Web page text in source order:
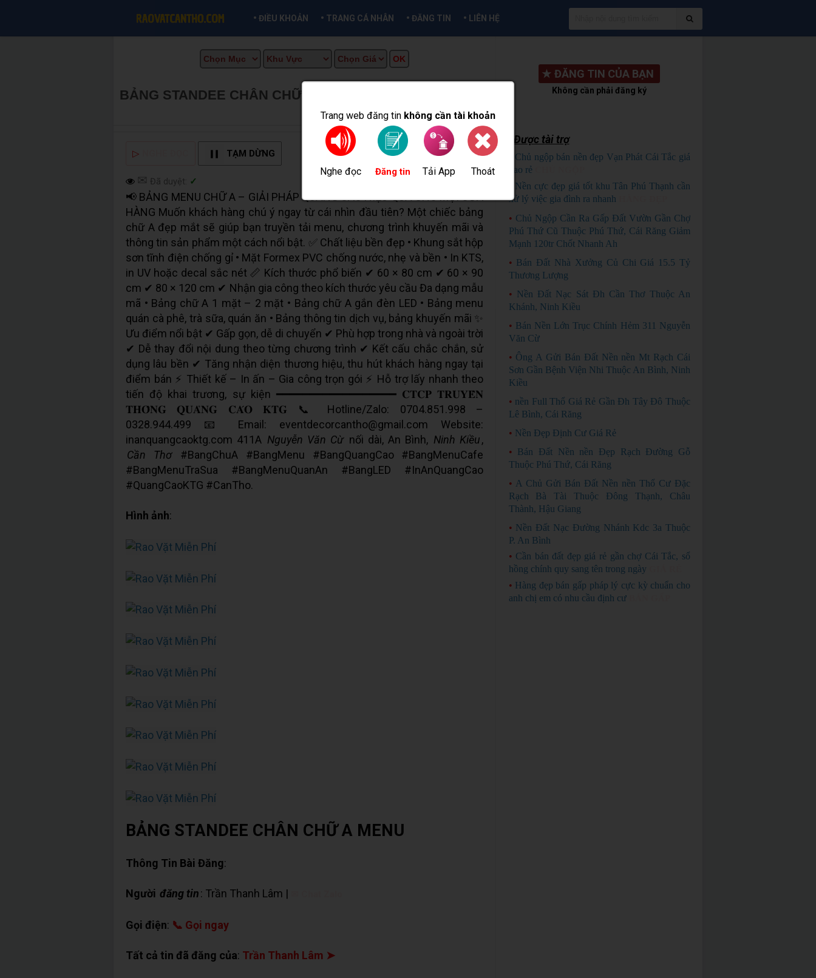
Trang web đăng tin không cần tài khoản
Nghe đọc Đăng tin Tải App Thoát
• ĐIỀU KHOẢN • TRANG CÁ NHÂN • ĐĂNG TIN • LIÊN HỆ
BẢNG STANDEE CHÂN CHỮ A MENU
▷ TẠM DỪNG
✉ Đã duyệt: ✓
📢 BẢNG MENU CHỮ A – GIẢI PHÁP QUẢNG CÁO HIỆU QUẢ CHO MỌI CỬA
HÀNG Muốn khách hàng chú ý ngay từ cái nhìn đầu tiên? Một chiếc bảng
chữ A đẹp mắt sẽ giúp bạn truyền tải menu, chương trình khuyến mãi và
thông tin sản phẩm một cách nổi bật. ✅ Chất liệu bền đẹp • Khung sắt hộp
sơn tĩnh điện chống gỉ • Mặt Formex PVC chống nước, nhẹ và bền • In KTS,
in UV hoặc decal sắc nét 📏 Kích thước phổ biến ✔ 60 × 80 cm ✔ 60 × 90
cm ✔ 80 × 120 cm ✔ Nhận gia công theo kích thước yêu cầu Đa dạng mẫu
mã • Bảng chữ A 1 mặt – 2 mặt • Bảng chữ A gắn đèn LED • Bảng menu
quán cà phê, trà sữa, quán ăn • Bảng thông tin dịch vụ, bảng khuyến mãi ✨
Ưu điểm nổi bật ✔ Gấp gọn, dễ di chuyển ✔ Phù hợp trong nhà và ngoài trời
✔ Dễ thay đổi nội dung theo từng chương trình ✔ Kết cấu chắc chắn, sử
dụng lâu bền ✔ Tăng nhận diện thương hiệu, thu hút khách hàng ngay tại
điểm bán ⚡ Thiết kế – In ấn – Gia công trọn gói ⚡ Hỗ trợ lấy nhanh theo
tiến độ khai trương, sự kiện ━━━━━━━━━━━━━━━━━━ 𝐂𝐓𝐂𝐏 𝐓𝐑𝐔𝐘𝐄̂̀𝐍
𝐓𝐇𝐎̂𝐍𝐆 𝐐𝐔𝐀̉𝐍𝐆 𝐂𝐀́𝐎 𝐊𝐓𝐆 📞 Hotline/Zalo: 0704.851.998 –
0328.944.499 📧 Email: eventdecorcantho@gmail.com Website:
inanquangcaoktg.com 411A Nguyễn Văn Cừ nối dài, An Bình, Ninh Kiều,
Cần Thơ #BangChuA #BangMenu #BangQuangCao #BangMenuCafe
#BangMenuTraSua #BangMenuQuanAn #BangLED #InAnQuangCao
#QuangCaoKTG #CanTho.
Hình ảnh:
BẢNG STANDEE CHÂN CHỮ A MENU
Thông Tin Bài Đăng:
Người đăng tin: Trần Thanh Lâm |
Gọi điện: 📞 Gọi ngay
Tất cả tin đã đăng của: Trần Thanh Lâm ➤
★ ĐĂNG TIN CỦA BẠN
Không cần phải đăng ký
Được tài trợ
Chủ ngộp bán nền đẹp Vạn Phát Cái Tắc giá
bao rẻ
Nền cực đẹp giá tốt khu Tân Phú Thạnh cần
xử lý việc gia đình ra nhanh
• Chủ Ngộp Cần Ra Gấp Đất Vườn Gần Chợ
Phú Thứ Cũ Thuộc Phú Thứ, Cái Răng Giảm
Mạnh 120tr Chốt Nhanh Ah
• Bán Đất Nhà Xưởng Củ Chi Giá 15.5 Tỷ
Thương Lượng
• Nền Đất Nạc Sát Đh Cần Thơ Thuộc An
Khánh, Ninh Kiều
• Bán Nền Lớn Trục Chính Hẻm 311 Nguyễn
Văn Cừ
• Ông A Gửi Bán Đất Nền nền Mt Rạch Cái
Sơn Gần Bệnh Viện Nhi Thuộc An Bình, Ninh
Kiều
• nền Full Thổ Giá Rẻ Gần Đh Tây Đô Thuộc
Lê Bình, Cái Răng
• Nền Đẹp Định Cư Giá Rẻ
• Bán Đất Nền nền Đẹp Rạch Đường Gỗ
Thuộc Phú Thứ, Cái Răng
• A Chủ Gửi Bán Đất Nền nền Thổ Cư Đặc
Rạch Bà Tài Thuộc Đông Thạnh, Châu
Thành, Hậu Giang
• Nền Đất Nạc Đường Nhánh Kdc 3a Thuộc
P. An Bình
• Cần bán đất đẹp giá rẻ gần chợ Cái Tắc, sổ
hồng chính quy sang tên trong ngày
• Hàng đẹp bán gấp pháp lý cực kỳ chuẩn cho
anh chị em có nhu cầu định cư